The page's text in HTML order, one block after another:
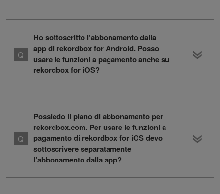
Ho sottoscritto l’abbonamento dalla
app di rekordbox for Android. Posso
usare le funzioni a pagamento anche su
rekordbox for iOS?
Possiedo il piano di abbonamento per
rekordbox.com. Per usare le funzioni a
pagamento di rekordbox for iOS devo
sottoscrivere separatamente
l’abbonamento dalla app?